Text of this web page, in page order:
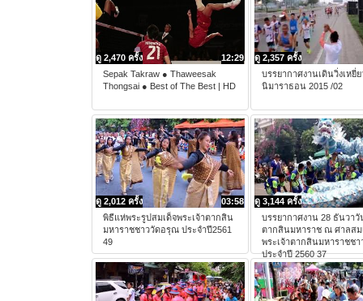
12:29
ดู 2,470 ครั้ง
Sepak Takraw ● Thaweesak
Thongsai ● Best of The Best | HD
ดู 2,357 ครั้ง
บรรยากาศงานเดินวิ่งเหยี่ย
นิมาราธอน 2015 /02
03:58
ดู 2,012 ครั้ง
พิธีแห่พระรูปสมเด็จพระเจ้าตากสิน
มหาราชชาววัดอรุณ ประจำปี2561
49
ดู 3,144 ครั้ง
บรรยากาศงาน 28 ธันวาวั
ตากสินมหาราช ณ ศาลสม
พระเจ้าตากสินมหาราชช
ประจำปี 2560 37